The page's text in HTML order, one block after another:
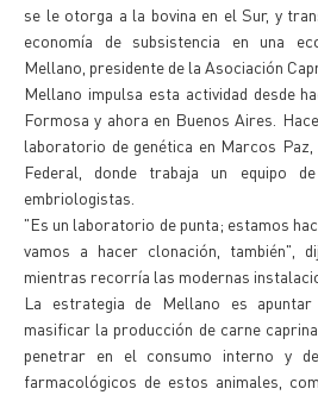
se le otorga a la bovina en el Sur, y
economía de subsistencia en una
Mellano, presidente de la Asociación
Mellano impulsa esta actividad desde
Formosa y ahora en Buenos Aires.
laboratorio de genética en Marcos
Federal, donde trabaja un equipo
embriologistas.
"Es un laboratorio de punta; estamos
vamos a hacer clonación, también",
mientras recorría las modernas
La estrategia de Mellano es
masificar la producción de carne
penetrar en el consumo interno y
farmacológicos de estos animales,